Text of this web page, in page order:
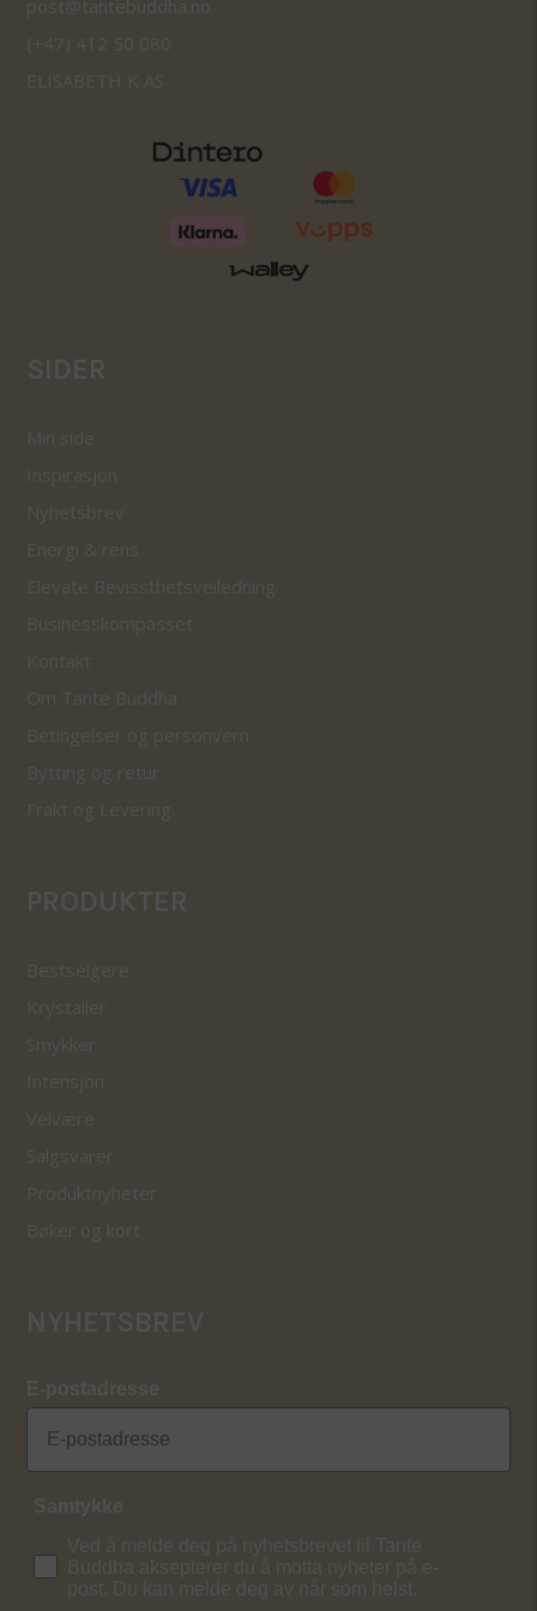
post@tantebuddha.no
(+47) 412 50 080
ELISABETH K AS
SIDER
Min side
Inspirasjon
Nyhetsbrev
Energi & rens
Elevate Bevissthetsveiledning
Businesskompasset
Kontakt
Om Tante Buddha
Betingelser og personvern
Bytting og retur
Frakt og Levering
PRODUKTER
Bestselgere
Krystaller
Smykker
Intensjon
Velvære
Salgsvarer
Produktnyheter
Bøker og kort
NYHETSBREV
E-postadresse
Samtykke
Ved å melde deg på nyhetsbrevet til Tante
Buddha aksepterer du å motta nyheter på e-
post. Du kan melde deg av når som helst.